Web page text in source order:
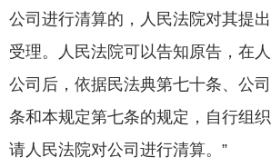
公司进行清算的，人民法院对其提
受理。人民法院可以告知原告，在
公司后，依据民法典第七十条、公
条和本规定第七条的规定，自行组
请人民法院对公司进行清算。”